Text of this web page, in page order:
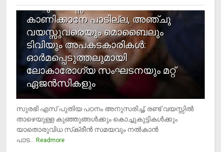
രണ്ടു വയസ്സില്‍ താഴെ സ്‌ക്രീന്‍
കാണിക്കാനേ പാടില്ല, അഞ്ചു
വയസ്സുവരെയും മൊബൈലും
ടിവിയും അപകടകാരികള്‍:
ഓര്‍മപ്പെടുത്തലുമായി
ലോകാരോഗ്യ സംഘടനയും മറ്റ്
ഏജന്‍സികളും
സുരഭി എസ് പുതിയ പഠനം അനുസരിച്ച്, രണ്ട് വയസ്സില്‍
താഴെയുള്ള കുഞ്ഞുങ്ങള്‍ക്കും കൊച്ചുകുട്ടികള്‍ക്കും
യാതൊരുവിധ സ്‌ക്രീന്‍ സമയവും നല്‍കാന്‍
പാട...
Readmore